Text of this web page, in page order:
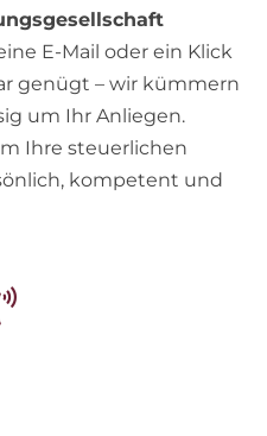
E-Mail oder ein Klick
genügt – wir kümmern
um Ihr Anliegen.
Ihre steuerlichen
kompetent und